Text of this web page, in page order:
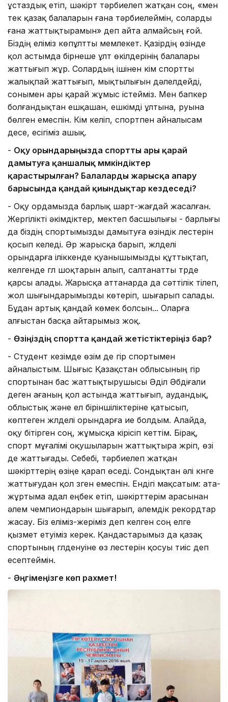
ұстаздық етіп, шәкірт тәрбиелеп жатқан соң, «мен
тек қазақ балаларын ғана тәрбиелеймін, соларды
ғана жаттықтырамын» деп айта алмайсың ғой.
Біздің еліміз көпұлтты мемлекет. Қазірдің өзінде
қол астымда бірнеше ұлт өкілдерінің балалары
жаттығып жұр. Солардың ішінен кім спортты
жалықпай жаттығып, мықтылығын дәлелдейді,
сонымен ары қарай жұмыс істейміз. Мен бапкер
болғандықтан ешқашан, ешкімді ұлтына, руына
бөлген емеспін. Кім келіп, спортпен айналысам
десе, есігіміз ашық.
- Оқу орындарыңызда спортты ары қарай
дамытуға қаншалық мүмкіндіктер
қарастырылған? Балаларды жарысқа апару
барысында қандай қиындықтар кездеседі?
- Оқу ордамызда барлық шарт-жағдай жасалған.
Жергілікті әкімдіктер, мектеп басшылығы - барлығы
да біздің спортымызды дамытуға өзіндік үлестерін
қосып келеді. Әр жарысқа барып, жүлделі
орындарға іліккенде қуанышымызды құттықтап,
келгенде гүл шоқтарын алып, салтанатты түрде
қарсы алады. Жарысқа аттанарда да сәттілік тілеп,
жол шығындарымызды көтеріп, шығарып салады.
Бұдан артық қандай көмек болсын... Оларға
алғыстан басқа айтарымыз жоқ.
- Өзіңіздің спортта қандай жетістіктеріңіз бар?
- Студент кезімде өзім де гір спортымен
айналыстым. Шығыс Қазақстан облысының гір
спортынан бас жаттықтырушысы Әділ Әбдіғали
деген ағаның қол астында жаттығып, аудандық,
облыстық және ел біріншіліктеріне қатысып,
көптеген жүлделі орындарға ие болдым. Алайда,
оқу бітірген соң, жұмысқа кірісіп кеттім. Бірақ,
спорт мұғалімі оқушыларын жаттықтыра жүріп, өзі
де жаттығады. Себебі, тәрбиелеп жатқан
шәкірттерің өзіңе қарап өседі. Сондықтан әлі күнге
жаттығудан қол үзген емеспін. Ендігі мақсатым: ата-
жұртыма адал еңбек етіп, шәкірттерім арасынан
әлем чемпиондарын шығарып, әлемдік рекордтар
жасау. Біз еліміз-жеріміз деп келген соң елге
қызмет етуіміз керек. Қандастарымыз да қазақ
спортының гүлденуіне өз үлестерін қосуы тиіс деп
есептеймін.
- Әңгімеңізге көп рахмет!